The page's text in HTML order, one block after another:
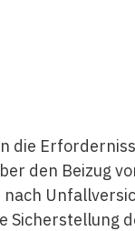
die
den Beizug
Sicherstellung